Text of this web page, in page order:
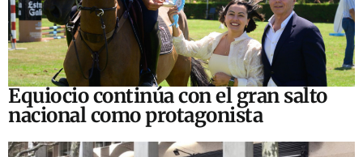
Equiocio continúa con el gran salto
nacional como protagonista